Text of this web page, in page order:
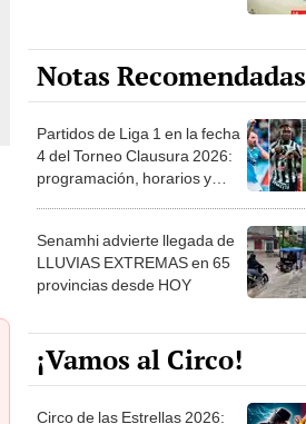
Notas Recomendadas
Partidos de Liga 1 en la fecha
4 del Torneo Clausura 2026:
programación, horarios y
Senamhi advierte llegada de
LLUVIAS EXTREMAS en 65
provincias desde HOY
¡Vamos al Circo!
Circo de las Estrellas 2026: